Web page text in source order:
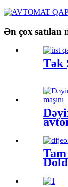
Ən çox satılan
Tək